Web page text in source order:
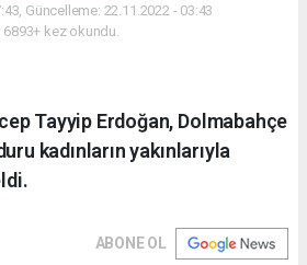
Güncelleme: 22.11.2022 - 03:43
6893+ kez okundu.
Tayyip Erdoğan, Dolmabahçe
kadınların yakınlarıyla
ABONE OL